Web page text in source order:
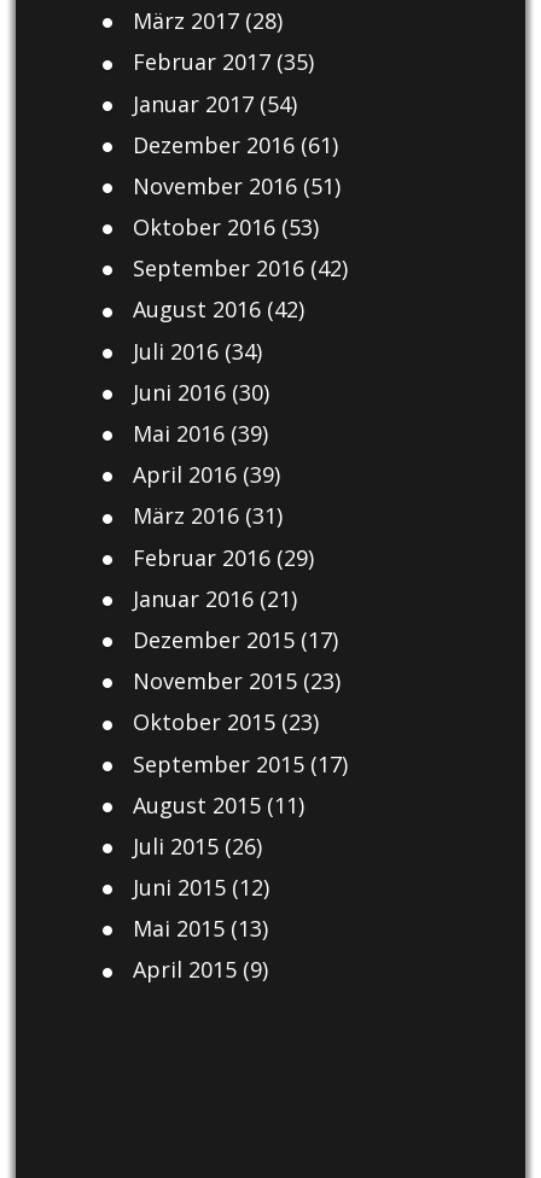
März 2017(28)
Februar 2017(35)
Januar 2017(54)
Dezember 2016(61)
November 2016(51)
Oktober 2016(53)
September 2016(42)
August 2016(42)
Juli 2016(34)
Juni 2016(30)
Mai 2016(39)
April 2016(39)
März 2016(31)
Februar 2016(29)
Januar 2016(21)
Dezember 2015(17)
November 2015(23)
Oktober 2015(23)
September 2015(17)
August 2015(11)
Juli 2015(26)
Juni 2015(12)
Mai 2015(13)
April 2015(9)